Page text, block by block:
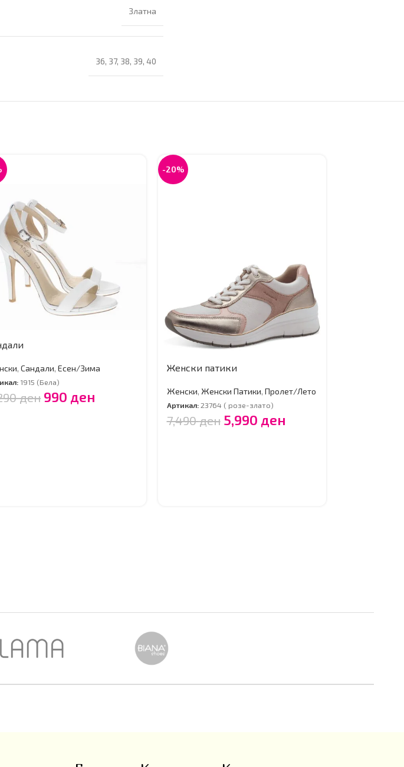
Златна
36, 37, 38, 39, 40
, Сандали, Есен/Зима
1915 (Бела)
ден 990 ден
-20%
Женски патики
Женски, Женски Патики, Пролет/Лето
Артикал:23764 ( розе-злато)
7,490ден 5,990 ден